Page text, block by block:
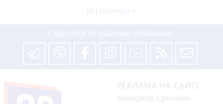
РЕКЛАМА НА САЙТІ
Менеджер з реклами